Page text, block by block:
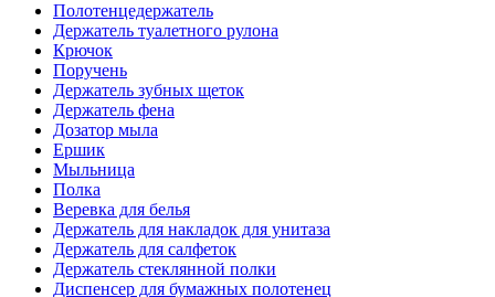
Полотенцедержатель
Держатель туалетного рулона
Крючок
Поручень
Держатель зубных щеток
Держатель фена
Дозатор мыла
Eршик
Мыльница
Полка
Веревка для белья
Держатель для накладок для унитаза
Держатель для салфеток
Держатель стеклянной полки
Диспенсер для бумажных полотенец